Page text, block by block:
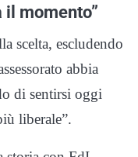
il momento”
scelta, escludendo
abbia
di sentirsi oggi
liberale”.